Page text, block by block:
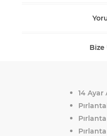
Bize
14 Ayar